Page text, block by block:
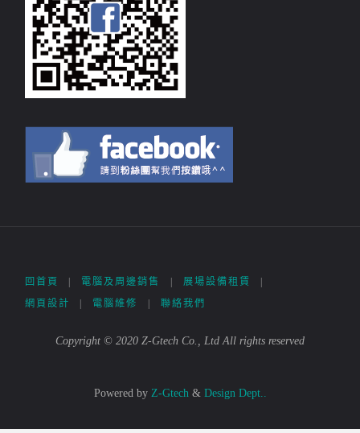
回首頁 電腦及周邊銷售 展場設備租賃
網頁設計
電腦維修 聯絡我們
Copyright © 2020 Z-Gtech Co., Ltd All rights reserved
Powered byZ-Gtech& Design Dept..